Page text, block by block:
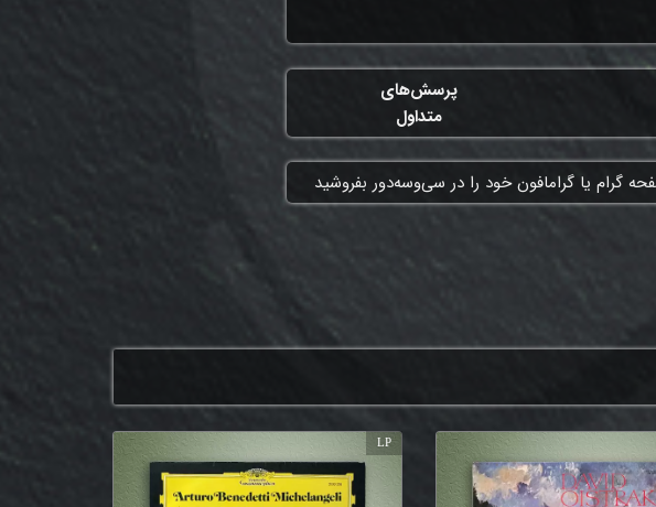
پرسش‌های
متداول
گرام یا گرامافون خود را در سی‌وسه‌دور بفروشید
LP